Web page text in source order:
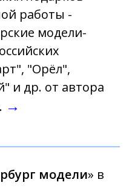
работы -
модели-
"Орёл",
и др. от автора
→
модели» в